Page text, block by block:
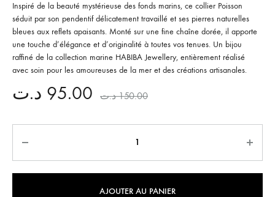
Inspiré de la beauté mystérieuse des fonds marins, ce collier Poisson
séduit par son pendentif délicatement travaillé et ses pierres naturelles
bleues aux reflets apaisants. Monté sur une fine chaîne dorée, il apporte
une touche d’élégance et d’originalité à toutes vos tenues. Un bijou
raffiné de la collection marine HABIBA Jewellery, entièrement réalisé
avec soin pour les amoureuses de la mer et des créations artisanales.
95.00 د.ت 150.00 د.ت
AJOUTER AU PANIER